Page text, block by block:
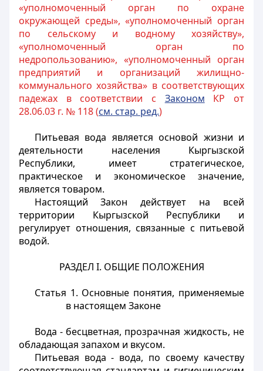
«уполномоченный орган по охране
окружающей среды», «уполномоченный орган
по сельскому и водному хозяйству»,
«уполномоченный орган по
недропользованию», «уполномоченный орган
предприятий и организаций жилищно-
коммунального хозяйства» в соответствующих
падежах в соответствии с Законом КР от
28.06.03 г. № 118 (см. стар. ред.)
Питьевая вода является основой жизни и
деятельности населения Кыргызской
Республики, имеет стратегическое,
практическое и экономическое значение,
является товаром.
Настоящий Закон действует на всей
территории Кыргызской Республики и
регулирует отношения, связанные с питьевой
водой.
РАЗДЕЛ I. ОБЩИЕ ПОЛОЖЕНИЯ
Статья 1. Основные понятия, применяемые
в настоящем Законе
Вода - бесцветная, прозрачная жидкость, не
обладающая запахом и вкусом.
Питьевая вода - вода, по своему качеству